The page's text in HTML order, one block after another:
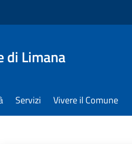
di Limana
Servizi Vivere il Comune